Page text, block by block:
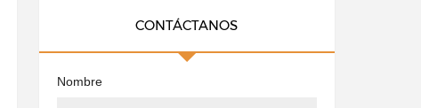
CONTÁCTANOS
Nombre